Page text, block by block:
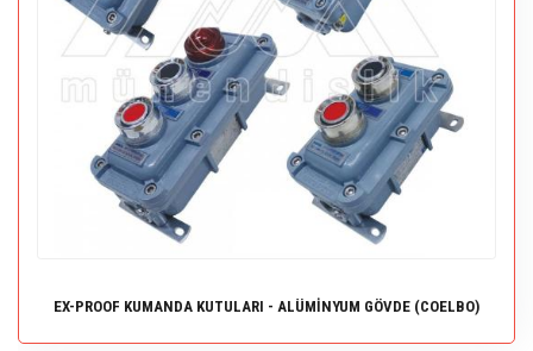
EX-PROOF KUMANDA KUTULARI - ALÜMİNYUM GÖVDE (COELBO)